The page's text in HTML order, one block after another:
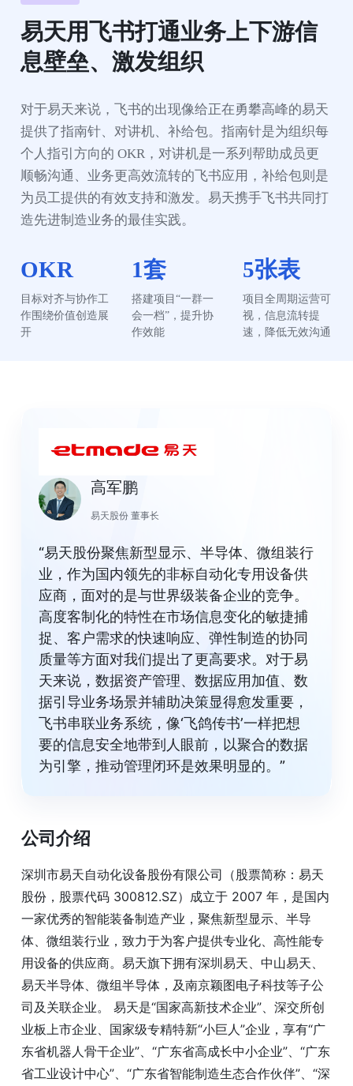
易天用飞书打通业务上下游信
息壁垒、激发组织
对于易天来说，飞书的出现像给正在勇攀高峰的易天
提供了指南针、对讲机、补给包。指南针是为组织每
个人指引方向的 OKR，对讲机是一系列帮助成员更
顺畅沟通、业务更高效流转的飞书应用，补给包则是
为员工提供的有效支持和激发。易天携手飞书共同打
造先进制造业务的最佳实践。
OKR
目标对齐与协作工
作围绕价值创造展
开
1套
搭建项目“一群一
会一档”，提升协
作效能
5张表
项目全周期运营可
视，信息流转提
速，降低无效沟通
高军鹏
易天股份 董事长
“易天股份聚焦新型显示、半导体、微组装行
业，作为国内领先的非标自动化专用设备供
应商，面对的是与世界级装备企业的竞争。
高度客制化的特性在市场信息变化的敏捷捕
捉、客户需求的快速响应、弹性制造的协同
质量等方面对我们提出了更高要求。对于易
天来说，数据资产管理、数据应用加值、数
据引导业务场景并辅助决策显得愈发重要，
飞书串联业务系统，像‘飞鸽传书’一样把想
要的信息安全地带到人眼前，以聚合的数据
为引擎，推动管理闭环是效果明显的。”
公司介绍
深圳市易天自动化设备股份有限公司（股票简称：易天
股份，股票代码 300812.SZ）成立于 2007 年，是国内
一家优秀的智能装备制造产业，聚焦新型显示、半导
体、微组装行业，致力于为客户提供专业化、高性能专
用设备的供应商。易天旗下拥有深圳易天、中山易天、
易天半导体、微组半导体，及南京颖图电子科技等子公
司及关联企业。 易天是“国家高新技术企业”、深交所创
业板上市企业、国家级专精特新“小巨人”企业，享有“广
东省机器人骨干企业”、“广东省高成长中小企业”、“广东
省工业设计中心”、“广东省智能制造生态合作伙伴”、“深